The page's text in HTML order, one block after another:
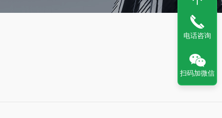
电话咨询
扫码加微信